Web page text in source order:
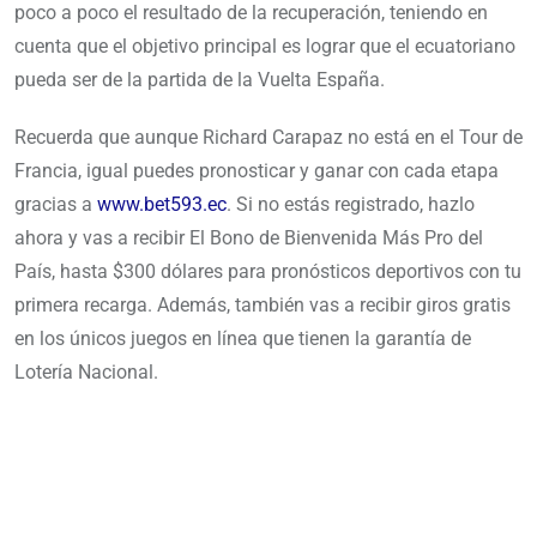
poco a poco el resultado de la recuperación, teniendo en
cuenta que el objetivo principal es lograr que el ecuatoriano
pueda ser de la partida de la Vuelta España.
Recuerda que aunque Richard Carapaz no está en el Tour de
Francia, igual puedes pronosticar y ganar con cada etapa
gracias a www.bet593.ec. Si no estás registrado, hazlo
ahora y vas a recibir El Bono de Bienvenida Más Pro del
País, hasta $300 dólares para pronósticos deportivos con tu
primera recarga. Además, también vas a recibir giros gratis
en los únicos juegos en línea que tienen la garantía de
Lotería Nacional.